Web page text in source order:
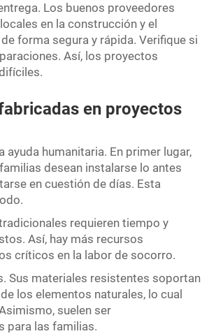
Los buenos proveedores
en la construcción y el
forma segura y rápida. Verifique si
Así, los proyectos
en proyectos
humanitaria. En primer lugar,
desean instalarse lo antes
en cuestión de días. Esta
requieren tiempo y
Así, hay más recursos
críticos en la labor de socorro.
Sus materiales resistentes soportan
los elementos naturales, lo cual
suelen ser
para las familias.